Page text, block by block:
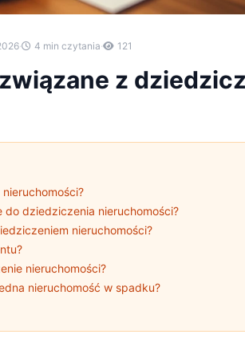
· 4 min czytania· 121
z
dziedziczenia nieruchomości?
nieruchomości?
nieruchomości?
nieruchomość w spadku?